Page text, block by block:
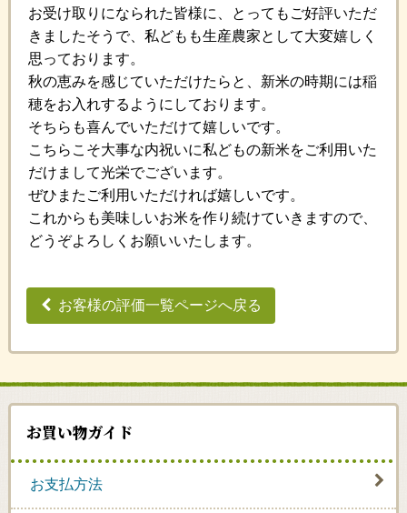
お受け取りになられた皆様に、とってもご好評いただ
きましたそうで、私どもも生産農家として大変嬉しく
思っております。
秋の恵みを感じていただけたらと、新米の時期には稲
穂をお入れするようにしております。
そちらも喜んでいただけて嬉しいです。
こちらこそ大事な内祝いに私どもの新米をご利用いた
だけまして光栄でございます。
ぜひまたご利用いただければ嬉しいです。
これからも美味しいお米を作り続けていきますので、
どうぞよろしくお願いいたします。
お客様の評価一覧ページへ戻る
お買い物ガイド
お支払方法